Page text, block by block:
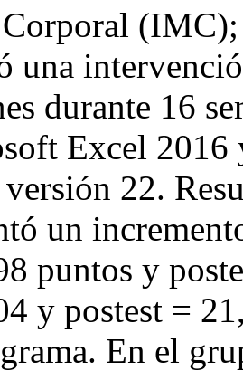
una
durante 16
Excel 2016
versión 22.
un
puntos y
y postest =
En el